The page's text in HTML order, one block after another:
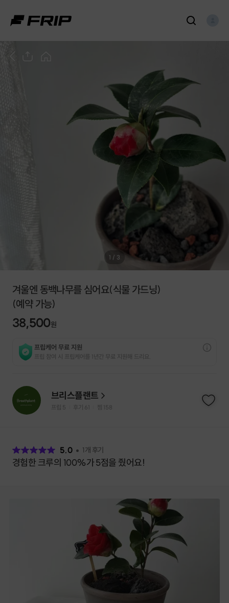
1 / 3
겨울엔 동백나무를 심어요(식물 가드닝)
(예약 가능)
38,500원
프립케어 무료 지원
프립 참여 시 프립케어를 1년간 무료 지원해 드리요.
브리스플랜트
프립 5 후기 61 찜 158
5.0 1개 후기
경험한 크루의 100%가 5점을 줬어요!